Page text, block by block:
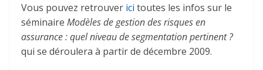
Vous pouvez retrouver ici toutes les infos sur le
séminaire Modèles de gestion des risques en
assurance : quel niveau de segmentation pertinent ?
qui se déroulera à partir de décembre 2009.